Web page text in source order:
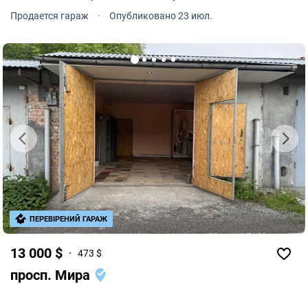
этаже современного многоквартирного дома.
Продается гараж · Опубликовано 23 июл.
13 000 $ 473 $
просп. Мира
ПЕРЕВІРЕНИЙ ГАРАЖ